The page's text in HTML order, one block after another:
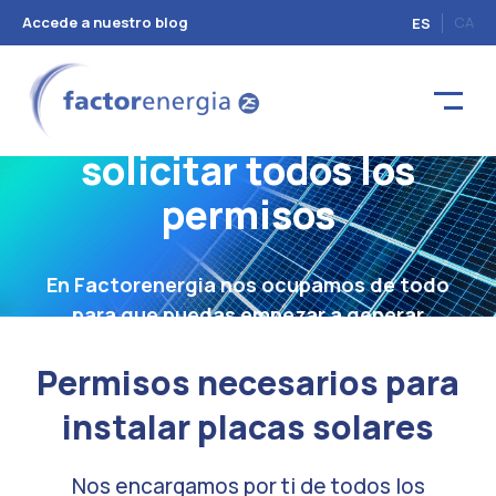
Accede a nuestro blog ES CA
Nos encargamos de
solicitar todos los
permisos
En Factorenergia nos ocupamos de todo
para que puedas empezar a generar
Permisos necesarios para
instalar placas solares
Nos encargamos por ti de todos los